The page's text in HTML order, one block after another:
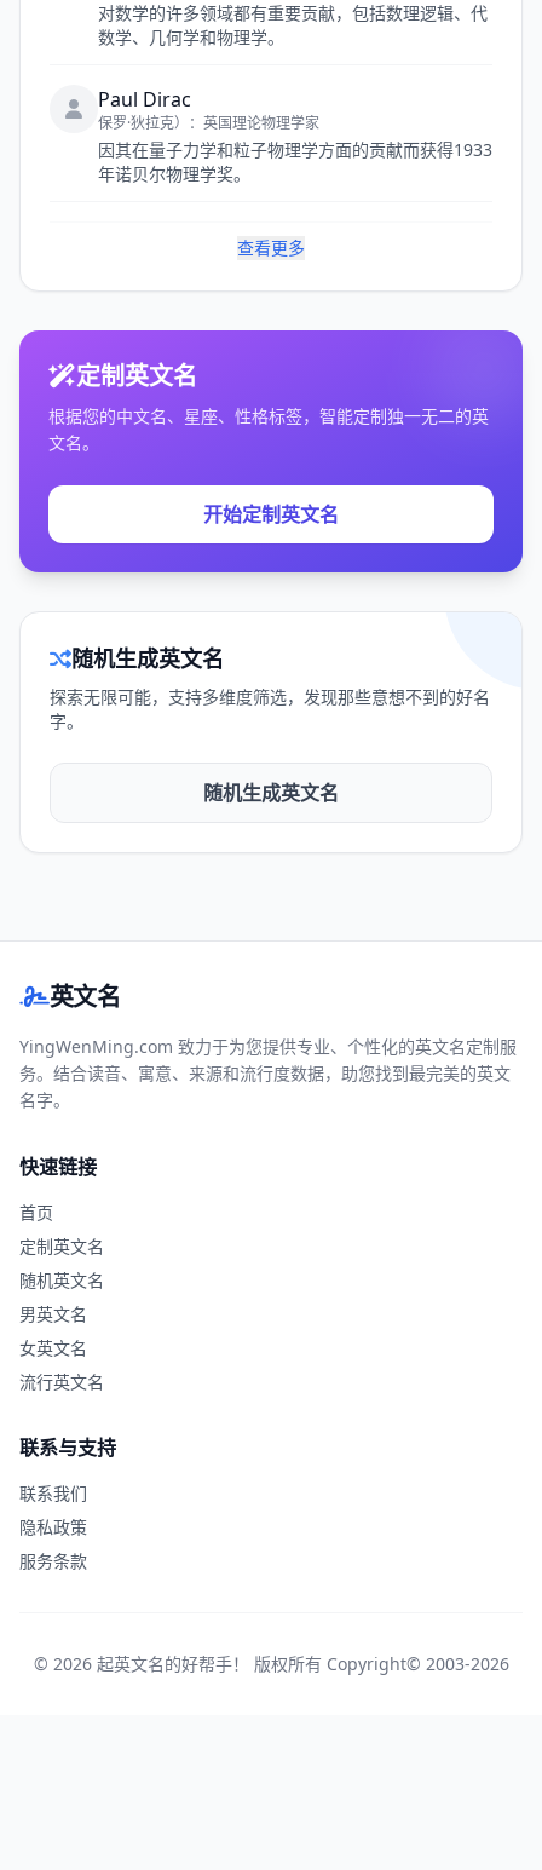
对数学的许多领域都有重要贡献，包括数理逻辑、代
数学、几何学和物理学。
Paul Dirac
保罗·狄拉克）：英国理论物理学家
因其在量子力学和粒子物理学方面的贡献而获得1933
年诺贝尔物理学奖。
查看更多
定制英文名
根据您的中文名、星座、性格标签，智能定制独一无二的英
文名。
开始定制英文名
随机生成英文名
探索无限可能，支持多维度筛选，发现那些意想不到的好名
字。
随机生成英文名
英文名
YingWenMing.com 致力于为您提供专业、个性化的英文名定制服
务。结合读音、寓意、来源和流行度数据，助您找到最完美的英文
名字。
快速链接
首页
定制英文名
随机英文名
男英文名
女英文名
流行英文名
联系与支持
联系我们
隐私政策
服务条款
© 2026 起英文名的好帮手！ 版权所有 Copyright© 2003-2026